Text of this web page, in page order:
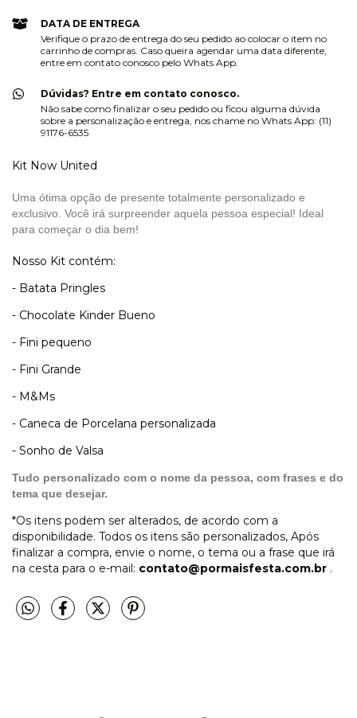
DATA DE ENTREGA
Verifique o prazo de entrega do seu pedido ao colocar o item no
carrinho de compras. Caso queira agendar uma data diferente,
entre em contato conosco pelo Whats App.
Dúvidas? Entre em contato conosco.
Não sabe como finalizar o seu pedido ou ficou alguma dúvida
sobre a personalização e entrega, nos chame no Whats App: (11)
91176-6535
Kit Now United
Uma ótima opção de presente totalmente personalizado e
exclusivo. Você irá surpreender aquela pessoa especial! Ideal
para começar o dia bem!
Nosso Kit contém:
- Batata Pringles
- Chocolate Kinder Bueno
- Fini pequeno
- Fini Grande
- M&Ms
- Caneca de Porcelana personalizada
- Sonho de Valsa
Tudo personalizado com o nome da pessoa, com frases e do
tema que desejar.
*Os itens podem ser alterados, de acordo com a
disponibilidade. Todos os itens são personalizados, Após
finalizar a compra, envie o nome, o tema ou a frase que irá
na cesta para o e-mail: contato@pormaisfesta.com.br .